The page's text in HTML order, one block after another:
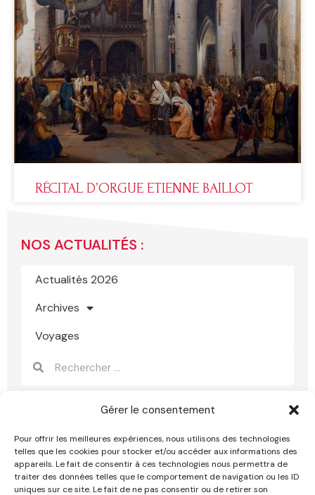
Gérer le consentement
Pour offrir les meilleures expériences, nous utilisons des technologies
telles que les cookies pour stocker et/ou accéder aux informations des
appareils. Le fait de consentir à ces technologies nous permettra de
traiter des données telles que le comportement de navigation ou les ID
uniques sur ce site. Le fait de ne pas consentir ou de retirer son
NOS ACTUALITÉS :
Actualités 2026
Archives
Voyages
RÉCITAL D’ORGUE ETIENNE BAILLOT